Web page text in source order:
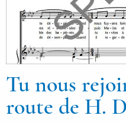
Tu nous
route de H.